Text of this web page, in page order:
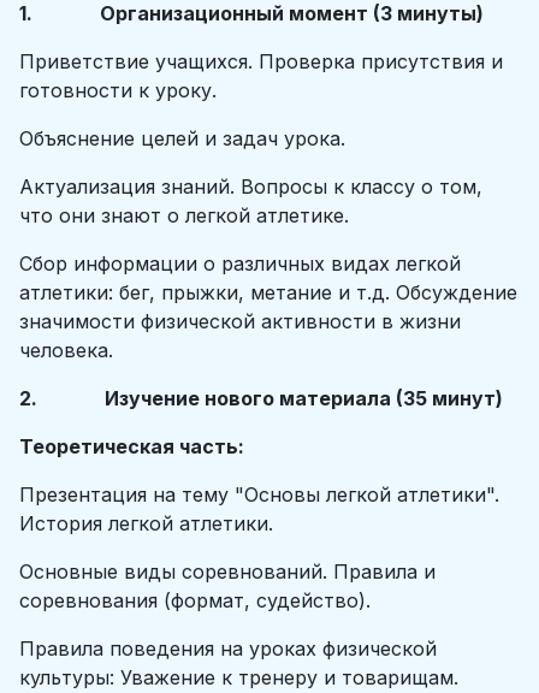
1. Организационный момент (3 минуты)
Приветствие учащихся. Проверка присутствия и
готовности к уроку.
Объяснение целей и задач урока.
Актуализация знаний. Вопросы к классу о том,
что они знают о легкой атлетике.
Сбор информации о различных видах легкой
атлетики: бег, прыжки, метание и т.д. Обсуждение
значимости физической активности в жизни
человека.
2. Изучение нового материала (35 минут)
Теоретическая часть:
Презентация на тему "Основы легкой атлетики".
История легкой атлетики.
Основные виды соревнований. Правила и
соревнования (формат, судейство).
Правила поведения на уроках физической
культуры: Уважение к тренеру и товарищам.